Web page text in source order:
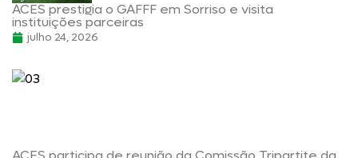
ACES prestigia o GAFFF em Sorriso e visita
instituições parceiras
julho 24, 2026